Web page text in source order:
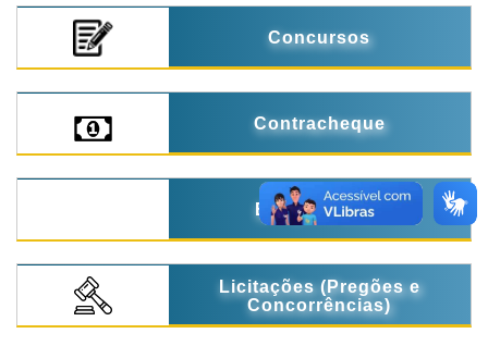
Concursos
Contracheque
Eleições 2024
Licitações (Pregões e
Concorrências)